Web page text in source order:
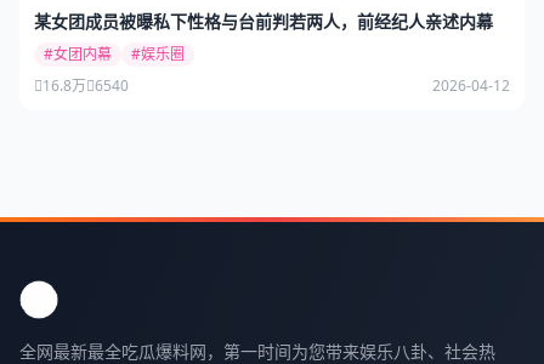
某女团成员被曝私下性格与台前判若两人，前经纪人亲述内幕
#女团内幕
#娱乐圈
16.8万 6540 2026-04-12
全网最新最全吃瓜爆料网，第一时间为您带来娱乐八卦、社会热